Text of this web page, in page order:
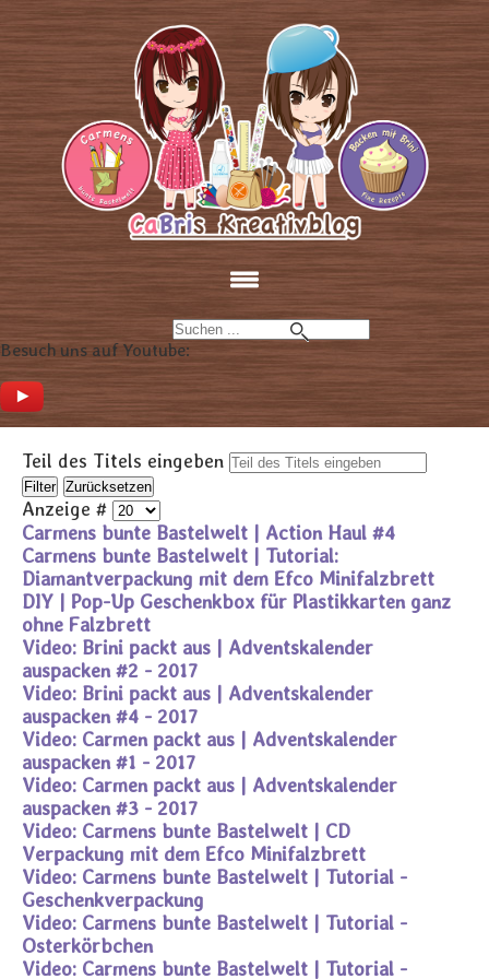
Besuch uns auf Youtube:
Teil des Titels eingeben
Filter Zurücksetzen
Anzeige #
Carmens bunte Bastelwelt | Action Haul #4
Carmens bunte Bastelwelt | Tutorial:
Diamantverpackung mit dem Efco Minifalzbrett
DIY | Pop-Up Geschenkbox für Plastikkarten ganz
ohne Falzbrett
Video: Brini packt aus | Adventskalender
auspacken #2 - 2017
Video: Brini packt aus | Adventskalender
auspacken #4 - 2017
Video: Carmen packt aus | Adventskalender
auspacken #1 - 2017
Video: Carmen packt aus | Adventskalender
auspacken #3 - 2017
Video: Carmens bunte Bastelwelt | CD
Verpackung mit dem Efco Minifalzbrett
Video: Carmens bunte Bastelwelt | Tutorial -
Geschenkverpackung
Video: Carmens bunte Bastelwelt | Tutorial -
Osterkörbchen
Video: Carmens bunte Bastelwelt | Tutorial -